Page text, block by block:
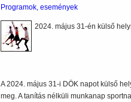
Programok, események
2024. május 31-én külső
A 2024. május 31-i DÖK napot külső
meg. A tanítás nélküli munkanap